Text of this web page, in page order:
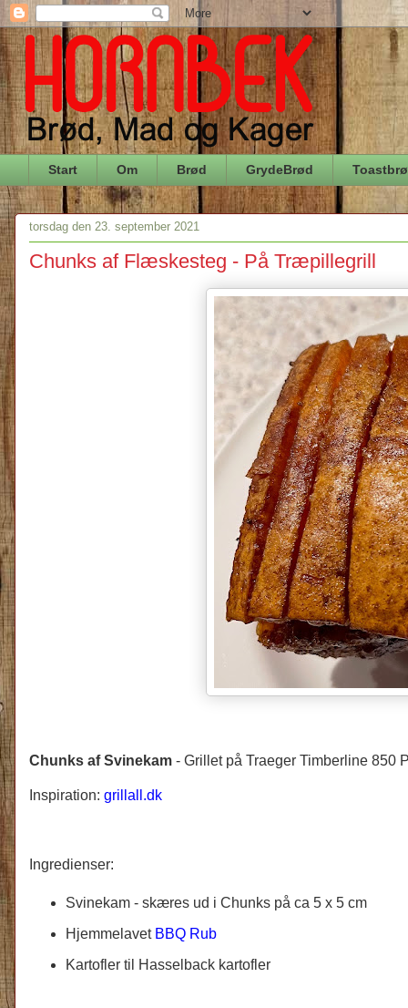
Start Om Brød GrydeBrød
torsdag den 23. september 2021
Chunks af Flæskesteg - På Træpillegrill
Chunks af Svinekam - Grillet på Traeger Timberline 850
Inspiration: grillall.dk
Ingredienser:
Svinekam - skæres ud i Chunks på ca 5 x 5 cm
Hjemmelavet BBQ Rub
Kartofler til Hasselback kartofler